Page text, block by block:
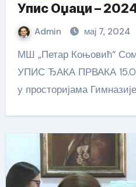
Упис Оџаци –
Admin мај 7, 2024
МШ „Петар Коњовић“ Сомбор – Оџаци ВРШИ
УПИС ЂАКА ПРВАКА
у просторијама